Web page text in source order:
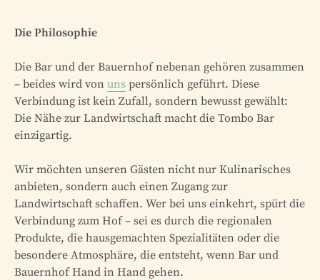
Die Philosophie
Die Bar und der Bauernhof nebenan gehören zusammen
– beides wird von uns persönlich geführt. Diese
Verbindung ist kein Zufall, sondern bewusst gewählt:
Die Nähe zur Landwirtschaft macht die Tombo Bar
einzigartig.
Wir möchten unseren Gästen nicht nur Kulinarisches
anbieten, sondern auch einen Zugang zur
Landwirtschaft schaffen. Wer bei uns einkehrt, spürt die
Verbindung zum Hof – sei es durch die regionalen
Produkte, die hausgemachten Spezialitäten oder die
besondere Atmosphäre, die entsteht, wenn Bar und
Bauernhof Hand in Hand gehen.